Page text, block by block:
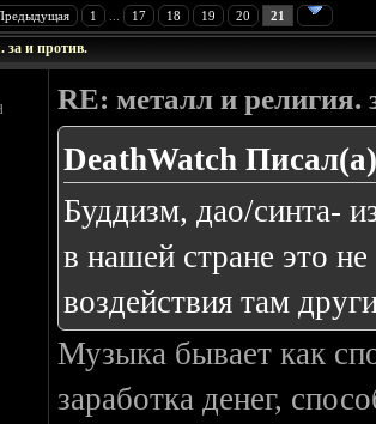
1 17 18 19 20 21
за и против.
RE: металл и религия.
DeathWatch
Буддизм, дао/синта-
в нашей стране это
воздействия там
Музыка бывает как
заработка денег,